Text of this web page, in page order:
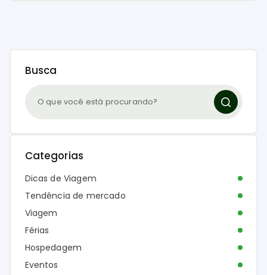
Busca
Categorias
Dicas de Viagem
Tendência de mercado
Viagem
Férias
Hospedagem
Eventos